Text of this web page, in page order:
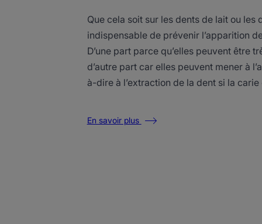
Que cela soit sur les dents de lait ou les
indispensable de prévenir l’apparition
D’une part parce qu’elles peuvent être
d’autre part car elles peuvent mener à
à-dire à l’extraction de la dent si la
En savoir plus